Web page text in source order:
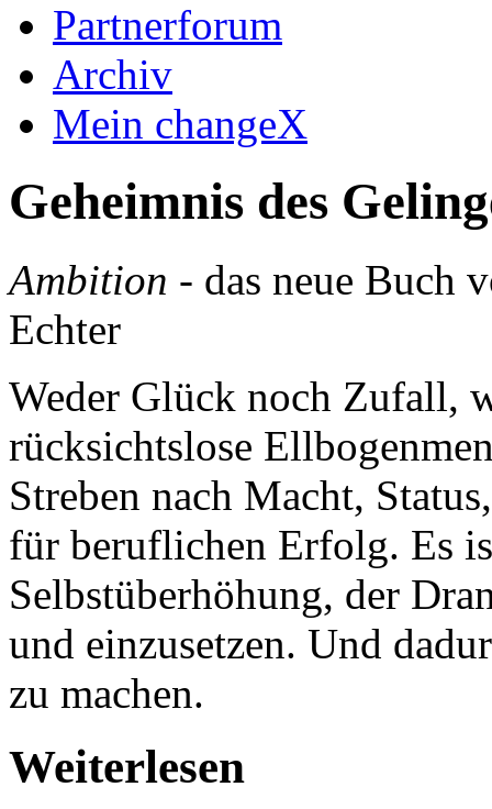
Partnerforum
Archiv
Mein changeX
Geheimnis des
Ambition - das neue Buch
Echter
Weder Glück noch Zufall,
rücksichtslose
Streben nach Macht,
für beruflichen Erfolg. Es
Selbstüberhöhung, der
und einzusetzen. Und
zu machen.
Weiterlesen